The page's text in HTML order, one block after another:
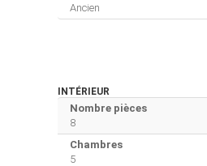
Ancien
INTÉRIEUR
Nombre pièces
8
Chambres
5